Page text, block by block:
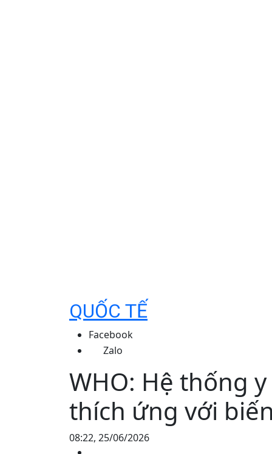
QUỐC TẾ
Facebook
Zalo
WHO: Hệ thống
thích ứng với
08:22, 25/06/2026